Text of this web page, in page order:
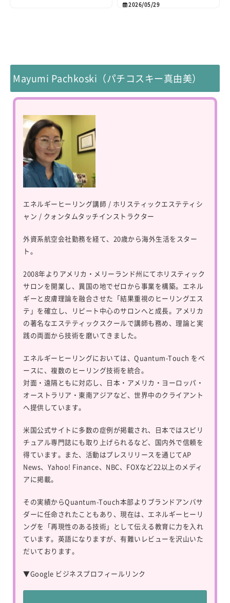
2026/05/29
Mayumi Pachkoski（パチコスキー真由美）
エネルギーヒーリング講師 / ホリスティックエステティシ
ャン / クォンタムタッチインストラクター
外資系航空会社勤務を経て、20歳から海外生活をスター
ト。
2008年よりアメリカ・メリーランド州にてホリスティック
サロンを開業し、異国の地でゼロから事業を構築。エネル
ギーと皮膚理論を融合させた「結果重視のヒーリングエス
テ」を確立し、リピート中心のサロンへと成長。アメリカ
の著名なエステティックスクールで講師も務め、理論と実
践の両面から技術を磨いてきました。
エネルギーヒーリングにおいては、 Quantum-Touch をベ
ースに、複数のヒーリング技術を統合。
対面・遠隔ともに対応し、日本・アメリカ・ヨーロッパ・
オーストラリア・東南アジアなど、世界中のクライアント
へ提供しています。
米国公式サイトに多数の症例が掲載され、日本ではスピリ
チュアル専門誌にも取り上げられるなど、国内外で信頼を
得ています。また、活動はプレスリリースを通じてAP
News、Yahoo! Finance、NBC、FOXなど22以上のメディ
アに掲載。
その実績からQuantum-Touch本部よりブランドアンバサ
ダーに任命されたこともあり、現在は、エネルギーヒーリ
ングを「再現性のある技術」として伝える教育に力を入れ
ています。英語になりますが、有難いレビューを沢山いた
だいております。
▼Google ビジネスプロフィールリンク